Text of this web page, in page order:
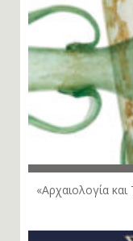
«Αρχαιολογία και